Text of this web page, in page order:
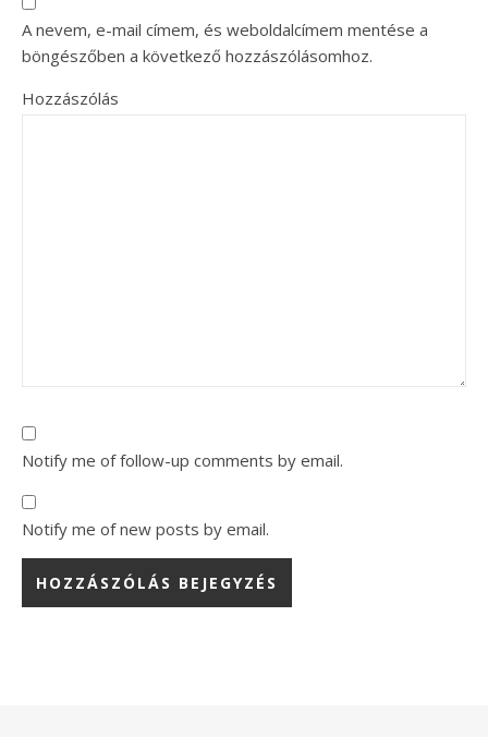
A nevem, e-mail címem, és weboldalcímem mentése a
böngészőben a következő hozzászólásomhoz.
Hozzászólás
Notify me of follow-up comments by email.
Notify me of new posts by email.